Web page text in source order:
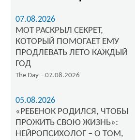
07.08.2026
МОТ РАСКРЫЛ СЕКРЕТ,
КОТОРЫЙ ПОМОГАЕТ ЕМУ
ПРОДЛЕВАТЬ ЛЕТО КАЖДЫЙ
ГОД
The Day – 07.08.2026
05.08.2026
«РЕБЕНОК РОДИЛСЯ, ЧТОБЫ
ПРОЖИТЬ СВОЮ ЖИЗНЬ»:
НЕЙРОПСИХОЛОГ – О ТОМ,